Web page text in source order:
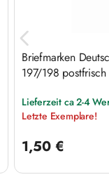
Briefmarken
197/198 postfrisch
Lieferzeit ca 2-4
Letzte Exemplare!
1,50 €